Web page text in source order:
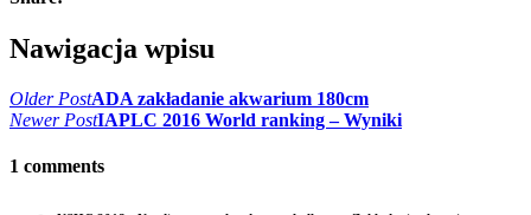
Nawigacja wpisu
Older PostADA zakładanie akwarium 180cm
Newer PostIAPLC 2016 World ranking – Wyniki
1 comments